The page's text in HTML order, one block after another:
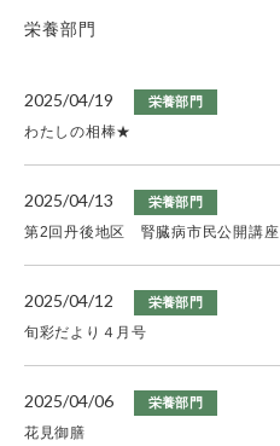
栄養部門
2025/04/19 栄養部門
わたしの相棒★
2025/04/13 栄養部門
第2回丹後地区 腎臓病市民公開講座
2025/04/12 栄養部門
旬彩だより４月号
2025/04/06 栄養部門
花見御膳